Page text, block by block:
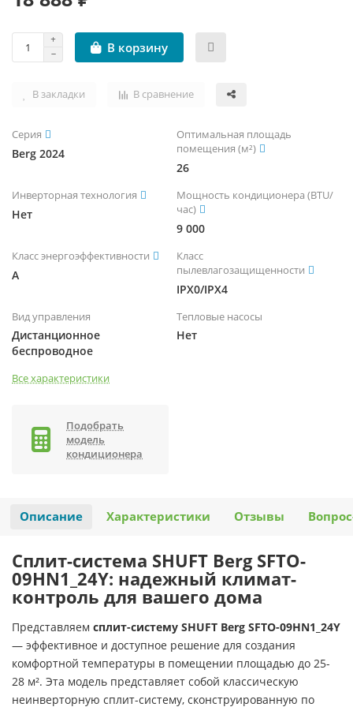
В корзину
В закладки В сравнение
Серия
Berg 2024
Оптимальная площадь
помещения (м²)
26
Инверторная технология
Нет
Мощность кондиционера (BTU/
час)
9 000
Класс энергоэффективности
A
Класс
пылевлагозащищенности
IPX0/IPX4
Вид управления
Дистанционное
беспроводное
Тепловые насосы
Нет
Все характеристики
Подобрать
модель
кондиционера
Описание Характеристики Отзывы
Сплит-система SHUFT Berg SFTO-
09HN1_24Y: надежный климат-
контроль для вашего дома
Представляем сплит-систему SHUFT Berg SFTO-09HN1_24Y
— эффективное и доступное решение для создания
комфортной температуры в помещении площадью до 25-
28 м². Эта модель представляет собой классическую
неинверторную сплит-систему, сконструированную по